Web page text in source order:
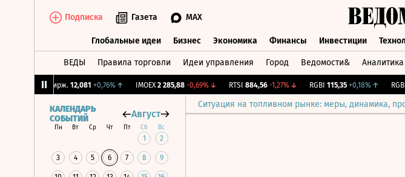
Подписка Газета MAX
Глобальные идеи Бизнес Экономика Финансы Инвестиции
ВЕДЫ Правила торговли Идеи управления Город Ведомости& Аналитика
CNY Бирж. 12,081 +0,76%↑ IMOEX 2 285,88 -0,69%↓ RTSI 884,56 -1,27%↓ RGBI 115,35 +0,18%↑
Ситуация на топливном рынке: меры, динамика,
КАЛЕНДАРЬ
СОБЫТИЙ
Август
Пн Вт Ср Чт Пт Сб Вс
1 2
3 4 5 6 7 8 9